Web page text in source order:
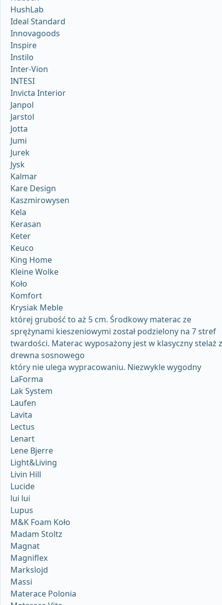
HushLab
Ideal Standard
Innovagoods
Inspire
Instilo
Inter-Vion
INTESI
Invicta Interior
Janpol
Jarstol
Jotta
Jumi
Jurek
Jysk
Kalmar
Kare Design
Kaszmirowysen
Kela
Kerasan
Keter
Keuco
King Home
Kleine Wolke
Koło
Komfort
Krysiak Meble
której grubość to aż 5 cm. Środkowy materac ze
sprężynami kieszeniowymi został podzielony na 7 stref
twardości. Materac wyposażony jest w klasyczny stelaż z
drewna sosnowego
który nie ulega wypracowaniu. Niezwykle wygodny
LaForma
Lak System
Laufen
Lavita
Lectus
Lenart
Lene Bjerre
Light&Living
Livin Hill
Lucide
lui lui
Lupus
M&K Foam Koło
Madam Stoltz
Magnat
Magniflex
Markslojd
Massi
Materace Polonia